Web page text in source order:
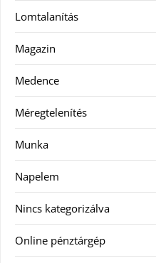
Lomtalanítás
Magazin
Medence
Méregtelenítés
Munka
Napelem
Nincs kategorizálva
Online pénztárgép